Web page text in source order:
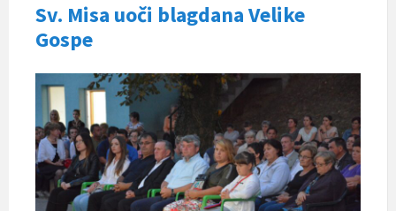
Sv. Misa uoči blagdana Velike
Gospe